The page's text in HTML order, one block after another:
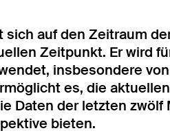
sich auf den Zeitraum
Zeitpunkt. Er wird
insbesondere
es, die
Daten der letzten
bieten.